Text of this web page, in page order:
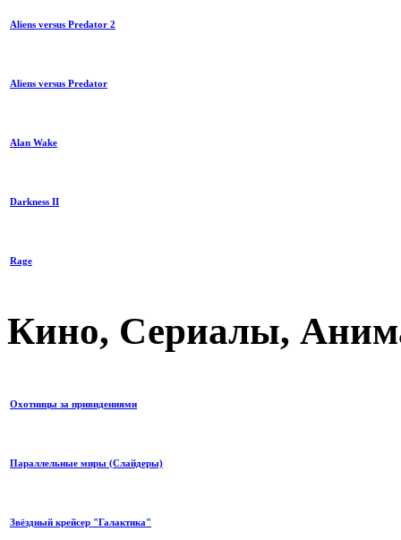
Aliens versus Predator 2
Aliens versus Predator
Alan Wake
Darkness II
Rage
Кино, Сериалы,
Охотницы за привидениями
Параллельные миры (Слайдеры)
Звёздный крейсер "Галактика"